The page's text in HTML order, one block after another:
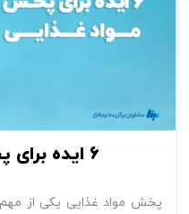
6 ایده برای پخش مواد غذایی
پخش مواد غذایی یکی از